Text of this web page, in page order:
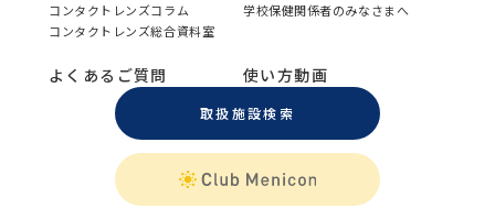
コンタクトレンズコラム
学校保健関係者のみなさまへ
コンタクトレンズ総合資料室
よくあるご質問 使い方動画
取扱施設検索